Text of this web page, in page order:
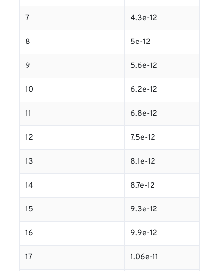
7 4.3e-12
8 5e-12
9 5.6e-12
10 6.2e-12
11 6.8e-12
12 7.5e-12
13 8.1e-12
14 8.7e-12
15 9.3e-12
16 9.9e-12
17 1.06e-11